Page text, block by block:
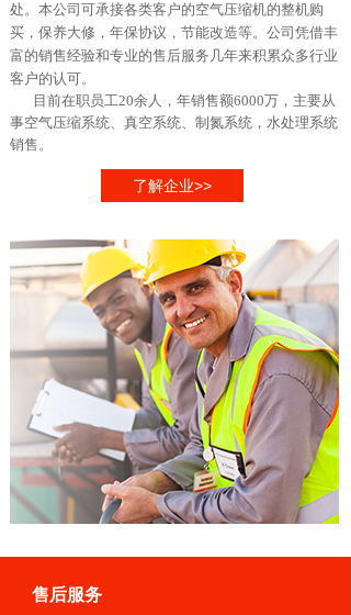
了解企业>>
处。本公司可承接各类客户的空气压缩机的整机购
买，保养大修，年保协议，节能改造等。公司凭借丰
富的销售经验和专业的售后服务几年来积累众多行业
客户的认可。
目前在职员工20余人，年销售额6000万，主要从
事空气压缩系统、真空系统、制氮系统，水处理系统
销售。
售后服务